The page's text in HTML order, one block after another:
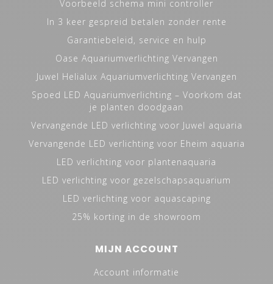
Voorbeeld schema mini controller
In 3 keer gespreid betalen zonder rente
Garantiebeleid, service en hulp
Oase Aquariumverlichting Vervangen
Juwel Helialux Aquariumverlichting Vervangen
Spoed LED Aquariumverlichting – Voorkom dat
je planten doodgaan
Vervangende LED verlichting voor Juwel aquaria
Vervangende LED verlichting voor Eheim aquaria
LED verlichting voor plantenaquaria
LED verlichting voor gezelschapsaquarium
LED verlichting voor aquascaping
25% korting in de showroom
MIJN ACCOUNT
Account informatie